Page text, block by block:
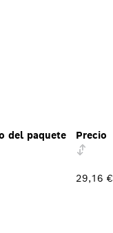
del paquete Precio
29,16 €